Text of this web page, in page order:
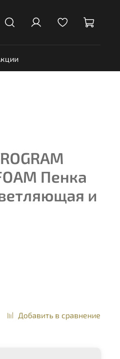
Пенка
и
Добавить в сравнение